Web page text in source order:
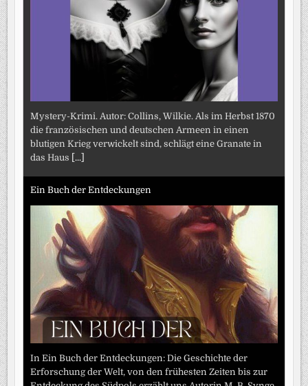
Mystery-Krimi. Autor: Collins, Wilkie. Als im Herbst 1870
die französischen und deutschen Armeen in einen
blutigen Krieg verwickelt sind, schlägt eine Granate in
das Haus [...]
Ein Buch der Entdeckungen
In Ein Buch der Entdeckungen: Die Geschichte der
Erforschung der Welt, von den frühesten Zeiten bis zur